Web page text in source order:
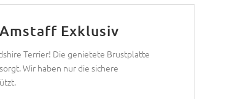
Exklusiv
Terrier! Die genietete Brustplatte
Wir haben nur die sichere